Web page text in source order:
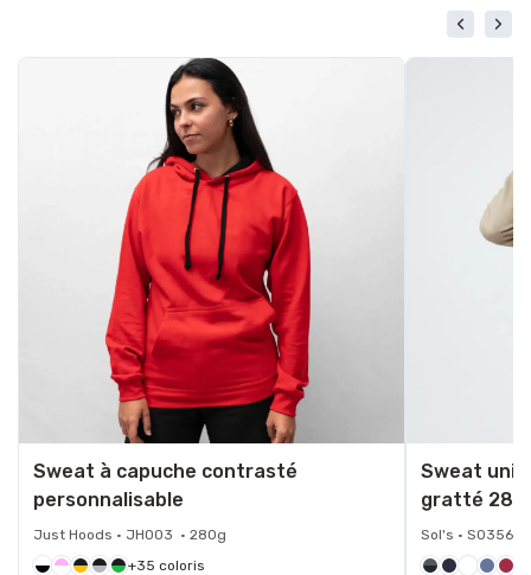
Sweat à capuche contrasté
personnalisable
Just Hoods • JH003 • 280g
+35 coloris
Sweat
gratté 280
Sol's • S03568